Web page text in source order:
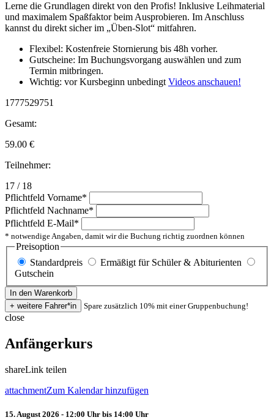
Lerne die Grundlagen direkt von den Profis! Inklusive Leihmaterial
und maximalem Spaßfaktor beim Ausprobieren. Im Anschluss
kannst du direkt sicher im „Üben-Slot“ mitfahren.
Flexibel: Kostenfreie Stornierung bis 48h vorher.
Gutscheine: Im Buchungsvorgang auswählen und zum
Termin mitbringen.
Wichtig: vor Kursbeginn unbedingt Videos anschauen!
1777529751
Gesamt:
59.00 €
Teilnehmer:
17 / 18
Pflichtfeld Vorname*
Pflichtfeld Nachname*
Pflichtfeld E-Mail*
* notwendige Angaben, damit wir die Buchung richtig zuordnen können
Preisoption
Standardpreis
Ermäßigt für Schüler & Abiturienten
Gutschein
Spare zusätzlich 10% mit einer Gruppenbuchung!
close
Anfängerkurs
shareLink teilen
attachmentZum Kalendar hinzufügen
15. August 2026 - 12:00 Uhr bis 14:00 Uhr